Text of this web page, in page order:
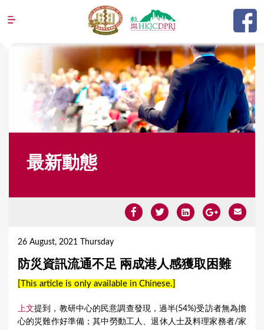
Jump to navigation
最新動態
26 August, 2021 Thursday
防災資訊流通不足 兩成港人感獲取困難
[This article is only available in Chinese.]
上文提到，教研中心的民意調查發現，過半(54%)受訪者無為擔
心的災難作好準備；其中勞動工人、退休人士及料理家務者/家